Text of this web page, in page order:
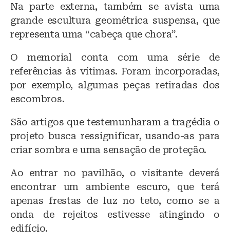
Na parte externa, também se avista uma
grande escultura geométrica suspensa, que
representa uma “cabeça que chora”.
O memorial conta com uma série de
referências às vítimas. Foram incorporadas,
por exemplo, algumas peças retiradas dos
escombros.
São artigos que testemunharam a tragédia o
projeto busca ressignificar, usando-as para
criar sombra e uma sensação de proteção.
Ao entrar no pavilhão, o visitante deverá
encontrar um ambiente escuro, que terá
apenas frestas de luz no teto, como se a
onda de rejeitos estivesse atingindo o
edifício.